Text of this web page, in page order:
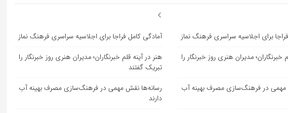
برای اجلاسیه سراسری فرهنگ نماز
خبرنگاران؛ مدیران هنری روز خبرنگار را
مهمی در فرهنگ‌سازی مصرف بهینه آب
آمادگی کامل فراجا برای اجلاسیه سراسری فرهنگ نماز
هنر در آینه قلم خبرنگاران؛ مدیران هنری روز خبرنگار را
تبریک گفتند
رسانه‌ها نقش مهمی در فرهنگ‌سازی مصرف بهینه آب
دارند